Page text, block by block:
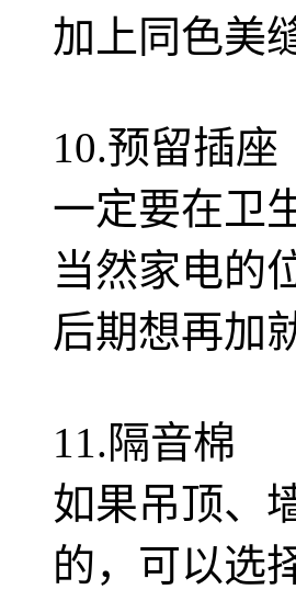
加上同色美
10.预留插座
一定要在卫
当然家电的
后期想再加
11.隔音棉
如果吊顶、
的，可以选